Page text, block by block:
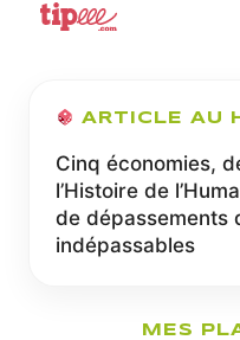
ARTICLE AU
Cinq économies,
l’Histoire de
de dépassements
indépassables
MES